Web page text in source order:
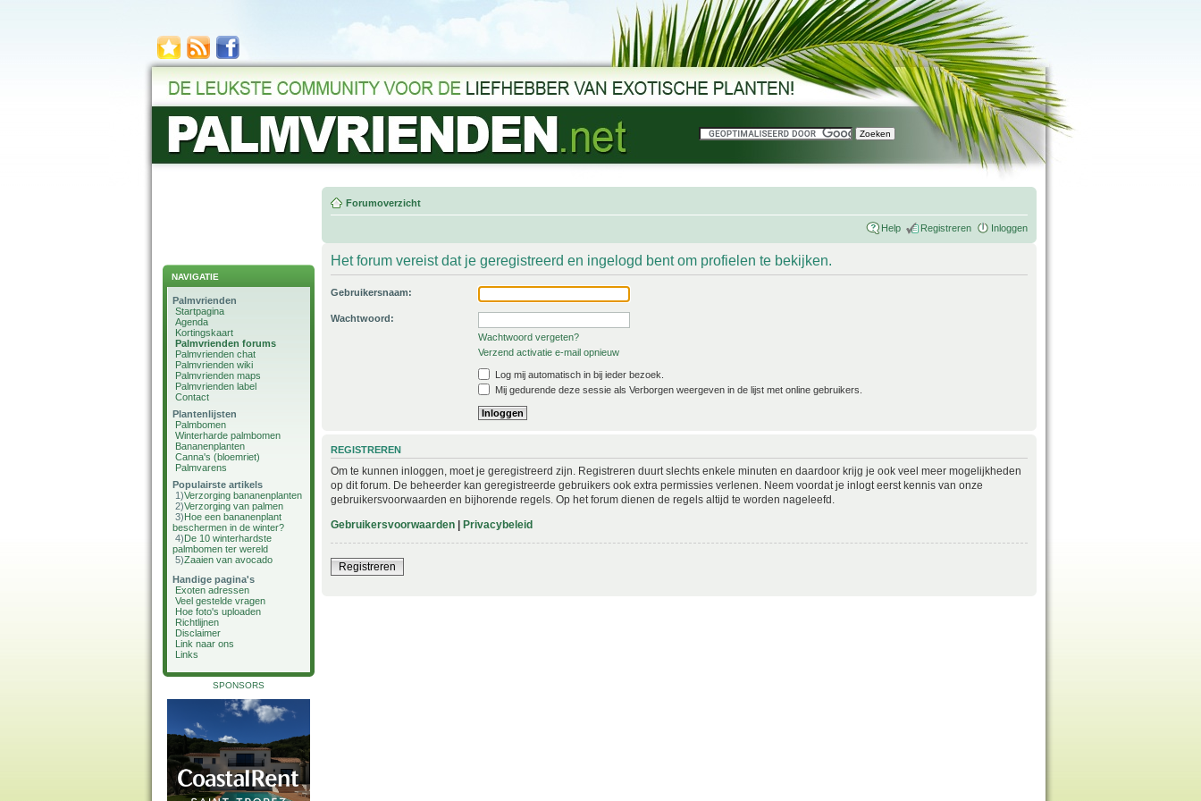
NAVIGATIE
Palmvrienden
Startpagina
Agenda
Kortingskaart
Palmvrienden forums
Palmvrienden chat
Palmvrienden wiki
Palmvrienden maps
Palmvrienden label
Contact
Plantenlijsten
Palmbomen
Winterharde palmbomen
Bananenplanten
Canna's (bloemriet)
Palmvarens
Populairste artikels
1)Verzorging bananenplanten
2)Verzorging van palmen
3)Hoe een bananenplant
beschermen in de winter?
4)De 10 winterhardste
palmbomen ter wereld
5)Zaaien van avocado
Handige pagina's
Exoten adressen
Veel gestelde vragen
Hoe foto's uploaden
Richtlijnen
Disclaimer
Link naar ons
Links
SPONSORS
Forumoverzicht
Help Registreren Inloggen
Het forum vereist dat je geregistreerd en ingelogd bent om profielen te bekijken.
Gebruikersnaam:
Wachtwoord:
Wachtwoord vergeten?
Verzend activatie e-mail opnieuw
Log mij automatisch in bij ieder bezoek.
Mij gedurende deze sessie als Verborgen weergeven in de lijst met online gebruikers.
REGISTREREN
Om te kunnen inloggen, moet je geregistreerd zijn. Registreren duurt slechts enkele minuten en daardoor krijg je ook veel meer mogelijkheden
op dit forum. De beheerder kan geregistreerde gebruikers ook extra permissies verlenen. Neem voordat je inlogt eerst kennis van onze
gebruikersvoorwaarden en bijhorende regels. Op het forum dienen de regels altijd te worden nageleefd.
Gebruikersvoorwaarden | Privacybeleid
Registreren